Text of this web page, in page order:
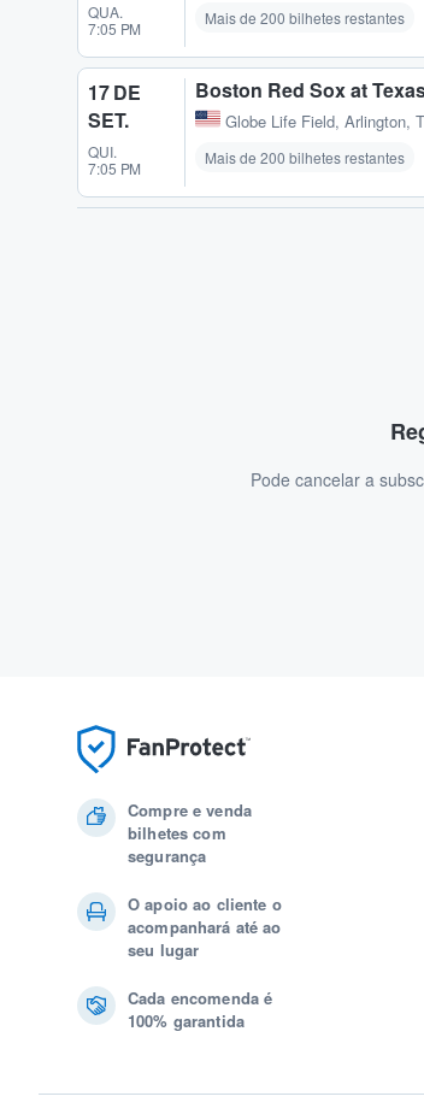
QUA.
7:05 PM
Mais de 200 bilhetes restantes
17 DE
SET.
QUI.
7:05 PM
Boston Red Sox at
Globe Life Field, Arlington,
Mais de 200 bilhetes restantes
Pode cancelar a
Compre e venda
bilhetes com
segurança
O apoio ao cliente o
acompanhará até ao
seu lugar
Cada encomenda é
100% garantida